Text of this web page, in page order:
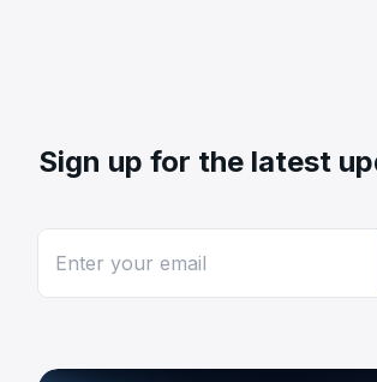
Sign up for the latest